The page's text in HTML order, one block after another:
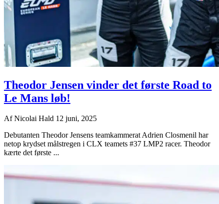
Theodor Jensen vinder det første Road to
Le Mans løb!
AfNicolai Hald 12 juni, 2025
Debutanten Theodor Jensens teamkammerat Adrien Closmenil har
netop krydset målstregen i CLX teamets #37 LMP2 racer. Theodor
kærte det første ...